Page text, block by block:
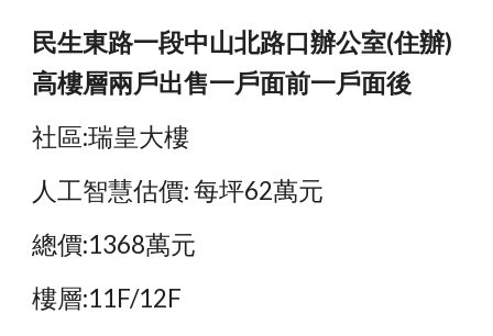
民生東路一段中山北路口辦公室(住辦)
高樓層兩戶出售一戶面前一戶面後
社區:瑞皇大樓
人工智慧估價: 每坪62萬元
總價:1368萬元
樓層:11F/12F